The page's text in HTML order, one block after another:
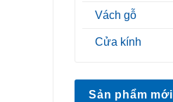
Vách gỗ
Cửa kính
Sản phẩm mới